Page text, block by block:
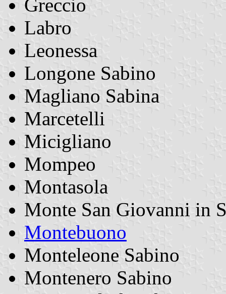
Greccio
Labro
Leonessa
Longone Sabino
Magliano Sabina
Marcetelli
Micigliano
Mompeo
Montasola
Monte San Giovanni in
Montebuono
Monteleone Sabino
Montenero Sabino